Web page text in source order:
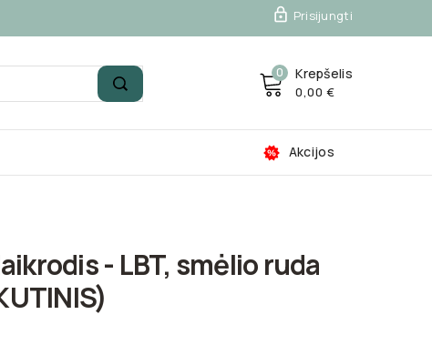
 Prisijungti
0 Krepšelis
0,00 €
Akcijos
- LBT, smėlio ruda